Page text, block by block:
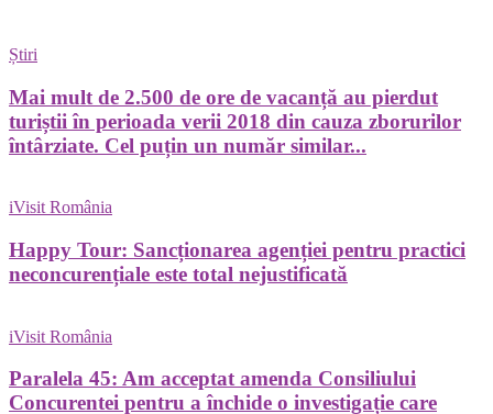
Știri
Mai mult de 2.500 de ore de vacanță au pierdut
turiștii în perioada verii 2018 din cauza zborurilor
întârziate. Cel puțin un număr similar...
iVisit România
Happy Tour: Sancționarea agenției pentru practici
neconcurențiale este total nejustificată
iVisit România
Paralela 45: Am acceptat amenda Consiliului
Concurentei pentru a închide o investigație care